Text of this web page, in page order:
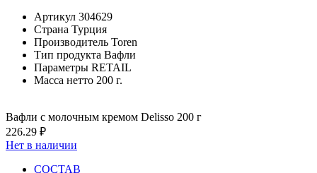
Артикул 304629
Страна Турция
Производитель Toren
Тип продукта Вафли
Параметры RETAIL
Масса нетто 200 г.
Вафли с молочным кремом Delisso 200 г
226.29 ₽
Нет в наличии
СОСТАВ